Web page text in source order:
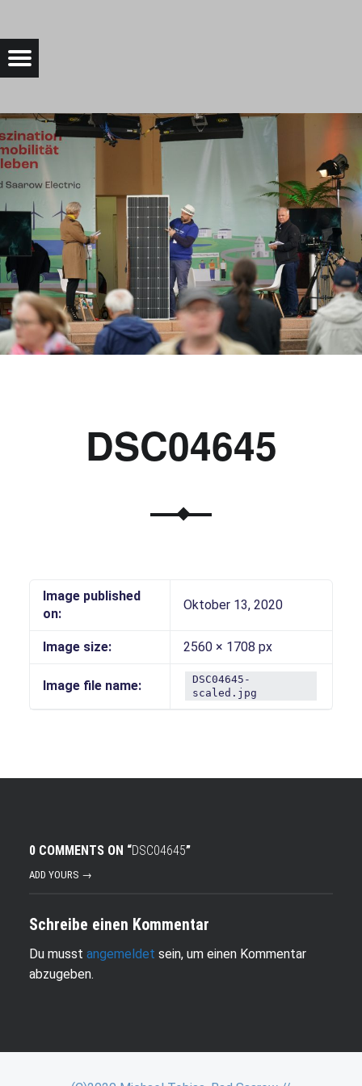
Menu
DSC04645
Image published
on:
Oktober 13, 2020
Image size: 2560 × 1708 px
Image file name:
DSC04645-
scaled.jpg
0 COMMENTS ON “DSC04645”
ADD YOURS →
Schreibe einen Kommentar
Du musst angemeldet sein, um einen Kommentar
abzugeben.